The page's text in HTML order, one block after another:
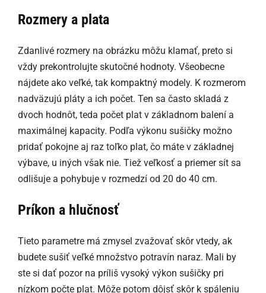
Rozmery a plata
Zdanlivé rozmery na obrázku môžu klamať, preto si
vždy prekontrolujte skutočné hodnoty. Všeobecne
nájdete ako veľké, tak kompaktný modely. K rozmerom
nadväzujú pláty a ich počet. Ten sa často skladá z
dvoch hodnôt, teda počet plat v základnom balení a
maximálnej kapacity. Podľa výkonu sušičky možno
pridať pokojne aj raz toľko plat, čo máte v základnej
výbave, u iných však nie. Tiež veľkosť a priemer sít sa
odlišuje a pohybuje v rozmedzí od 20 do 40 cm.
Príkon a hlučnosť
Tieto parametre má zmysel zvažovať skôr vtedy, ak
budete sušiť veľké množstvo potravín naraz. Mali by
ste si dať pozor na príliš vysoký výkon sušičky pri
nízkom počte plat. Môže potom dôjsť skôr k spáleniu